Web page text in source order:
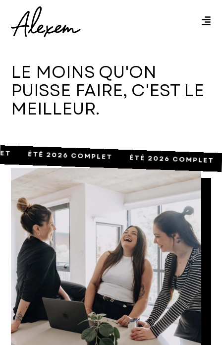
STUDIO
DE
GRAPHIQUE,
SITES
WEB
ET
MARKETING
LE MOINS QU'ON
PUISSE FAIRE, C'EST LE
MEILLEUR.
ÉTÉ 2026 COMPLET ÉTÉ 2026